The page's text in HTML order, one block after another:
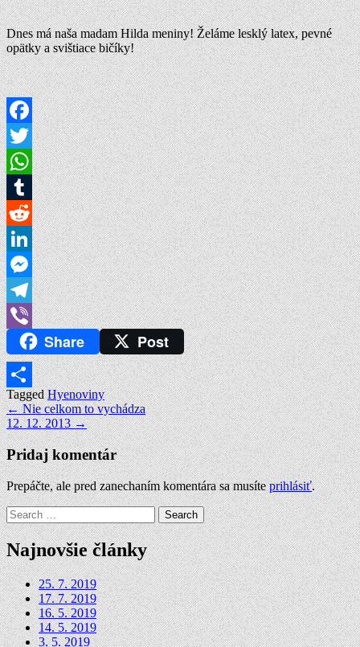
Dnes má naša madam Hilda meniny! Želáme lesklý latex, pevné
opätky a svištiace bičíky!
Facebook
Twitter
WhatsApp
Tumblr
Reddit
LinkedIn
Messenger
Telegram
Viber
Share Post
Share
TaggedHyenoviny
Navigácia
v
článku
← Nie celkom to vychádza
12. 12. 2013 →
Pridaj komentár
Prepáčte, ale pred zanechaním komentára sa musíteprihlásiť.
Search
for:
Najnovšie články
25. 7. 2019
17. 7. 2019
16. 5. 2019
14. 5. 2019
3. 5. 2019